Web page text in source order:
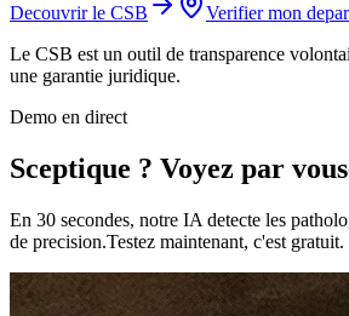
Decouvrir le CSB
Verifier mon
Le CSB est un outil de transparence
une garantie juridique.
Demo en direct
Sceptique ? Voyez par
En 30 secondes, notre IA detecte les
de precision.Testez maintenant, c'est gratuit.